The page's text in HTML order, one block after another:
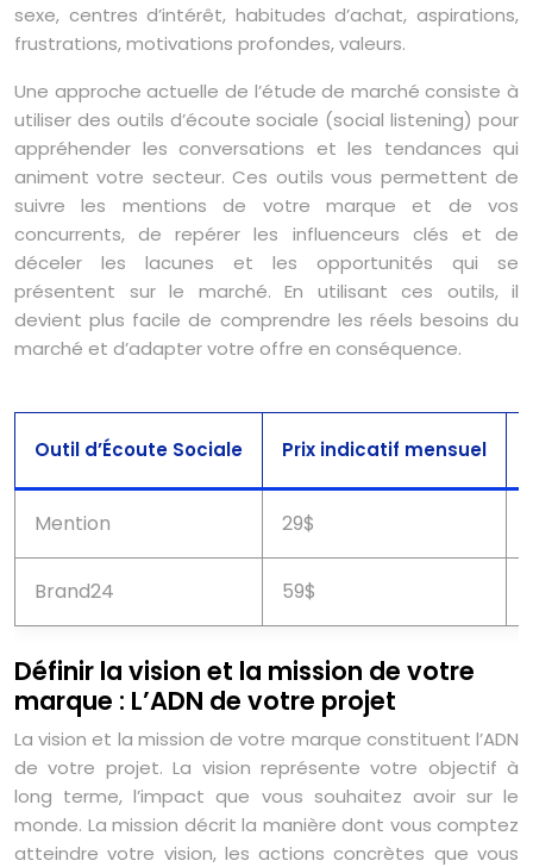
sexe, centres d’intérêt, habitudes d’achat, aspirations,
frustrations, motivations profondes, valeurs.
Une approche actuelle de l’étude de marché consiste à
utiliser des outils d’écoute sociale (social listening) pour
appréhender les conversations et les tendances qui
animent votre secteur. Ces outils vous permettent de
suivre les mentions de votre marque et de vos
concurrents, de repérer les influenceurs clés et de
déceler les lacunes et les opportunités qui se
présentent sur le marché. En utilisant ces outils, il
devient plus facile de comprendre les réels besoins du
marché et d’adapter votre offre en conséquence.
Outil d’Écoute Sociale Prix indicatif mensuel
Mention 29$
Brand24 59$
Définir la vision et la mission de votre
marque : L’ADN de votre projet
La vision et la mission de votre marque constituent l’ADN
de votre projet. La vision représente votre objectif à
long terme, l’impact que vous souhaitez avoir sur le
monde. La mission décrit la manière dont vous comptez
atteindre votre vision, les actions concrètes que vous